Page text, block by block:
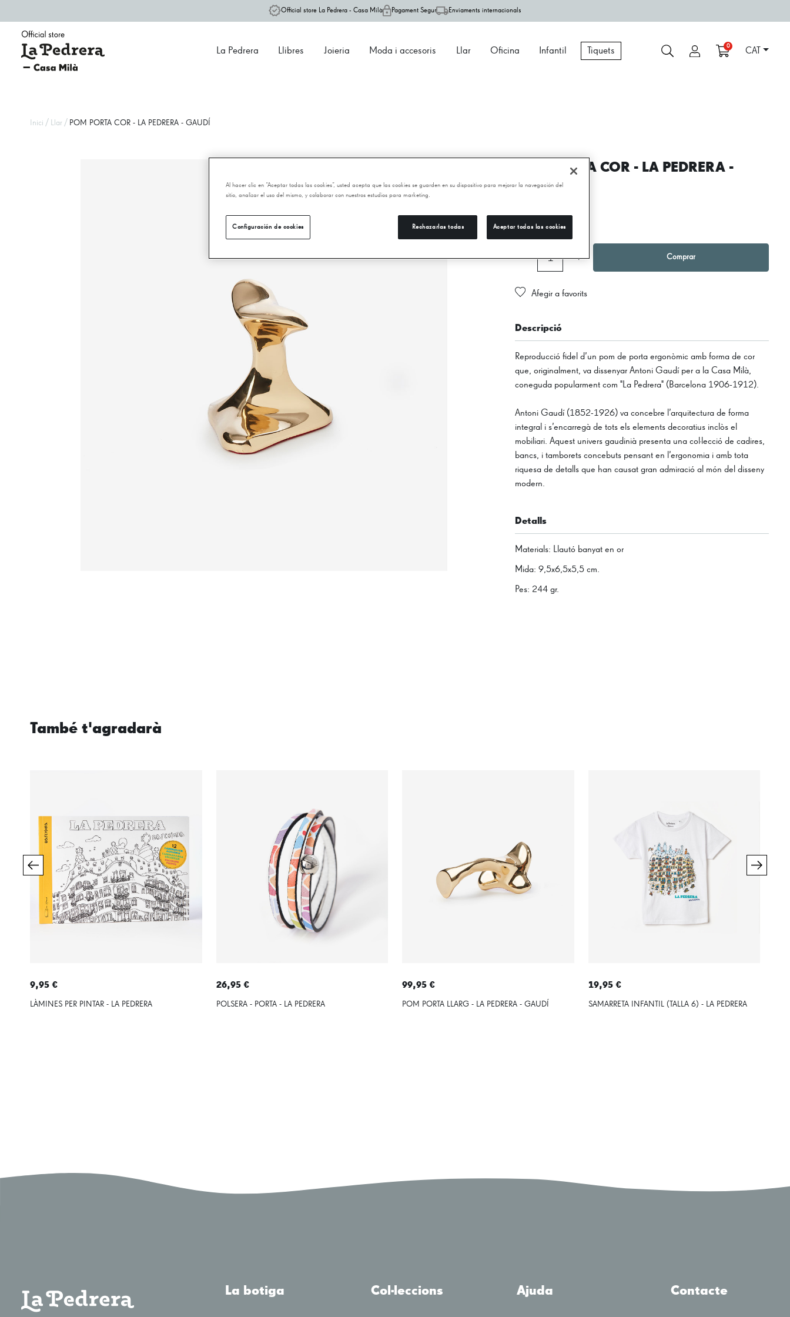
Official store La Pedrera - Casa Milà Pagament Segur Enviaments internacionals
La Pedrera Llibres Joieria Moda i accesoris Llar Oficina Infantil Tiquets
0
CAT
Inici / Llar / POM PORTA COR - LA PEDRERA - GAUDÍ
POM PORTA COR - LA PEDRERA -
GAUDÍ
99,95 €
− 1 + Comprar
Afegir a favorits
Descripció
Reproducció fidel d’un pom de porta ergonòmic amb forma de cor
que, originalment, va dissenyar Antoni Gaudí per a la Casa Milà,
coneguda popularment com "La Pedrera" (Barcelona 1906-1912).
Antoni Gaudí (1852-1926) va concebre l’arquitectura de forma
integral i s’encarregà de tots els elements decoratius inclòs el
mobiliari. Aquest univers gaudinià presenta una col·lecció de cadires,
bancs, i tamborets concebuts pensant en l’ergonomia i amb tota
riquesa de detalls que han causat gran admiració al món del disseny
modern.
Detalls
Materials: Llautó banyat en or
Mida: 9,5x6,5x5,5 cm.
Pes: 244 gr.
També t'agradarà
9,95 €
LÀMINES PER PINTAR - LA PEDRERA
26,95 €
POLSERA - PORTA - LA PEDRERA
99,95 €
POM PORTA LLARG - LA PEDRERA - GAUDÍ
19,95 €
SAMARRETA INFANTIL (TALLA 6) - LA PEDRERA
La botiga Col·leccions Ajuda Contacte
Al hacer clic en “Aceptar todas las cookies”, usted acepta que las cookies se guarden en su dispositivo para mejorar la navegación del
sitio, analizar el uso del mismo, y colaborar con nuestros estudios para marketing.
Configuración de cookies Rechazarlas todas Aceptar todas las cookies